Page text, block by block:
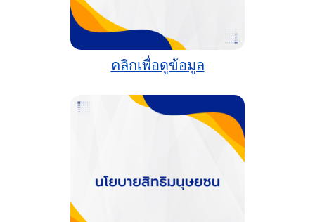
คลิกเพื่อดูข้อมูล